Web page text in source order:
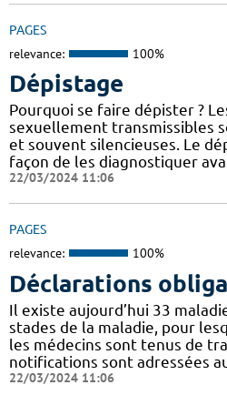
PAGES
relevance: 100%
Dépistage
Pourquoi se faire dépister ?
sexuellement transmissibles
et souvent silencieuses. Le
façon de les diagnostiquer
22/03/2024 11:06
PAGES
relevance: 100%
Déclarations
Il existe aujourd’hui 33
stades de la maladie, pour
les médecins sont tenus de
notifications sont adressées
22/03/2024 11:06